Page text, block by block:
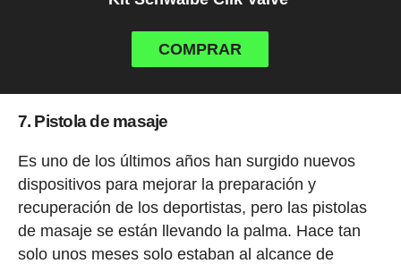
COMPRAR
7. Pistola de masaje
Es uno de los últimos años han surgido nuevos
dispositivos para mejorar la preparación y
recuperación de los deportistas, pero las pistolas
de masaje se están llevando la palma. Hace tan
solo unos meses solo estaban al alcance de